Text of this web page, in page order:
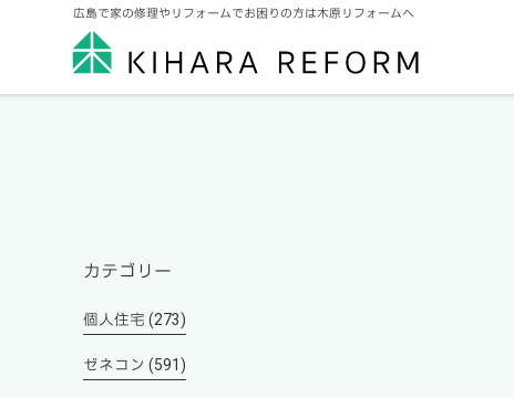
広島で家の修理やリフォームでお困りの方は木原リフォームへ
カテゴリー
個人住宅 (273)
ゼネコン (591)